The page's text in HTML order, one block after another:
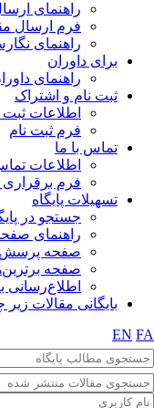
راهنمای
فرم ارسال
راهنمای
برای داوران
راهنمای داوران
ثبت نام و اشتراک
اطلاعات ثبت
فرم ثبت نام
تماس با ما
اطلاعات تماس
فرم برقراری
تسهیلات پایگاه
جستجو در
راهنمای
صفحه
صفحه
اطلاع‌رسانی
بایگانی مقالات زیر
EN